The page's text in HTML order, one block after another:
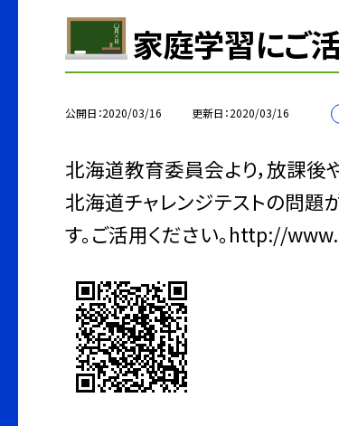
家庭学習にご
公開日 2020/03/16 更新日 2020/03/16
北海道教育委員会より，放課
北海道チャレンジテストの問題
す。ご活用ください。http://